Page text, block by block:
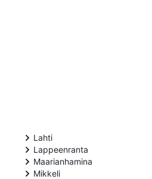
Lahti
Lappeenranta
Maarianhamina
Mikkeli